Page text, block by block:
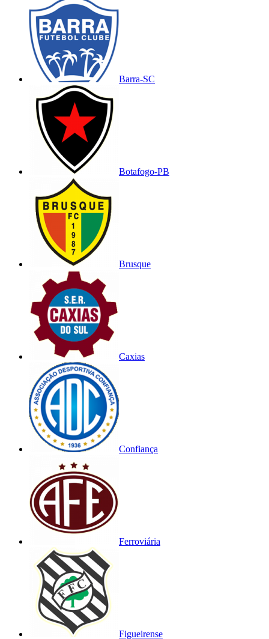
Barra-SC
Botafogo-PB
Brusque
Caxias
Confiança
Ferroviária
Figueirense